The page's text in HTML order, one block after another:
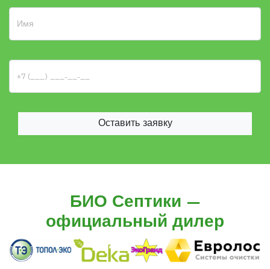
Оставить заявку
БИО Септики —
официальный дилер